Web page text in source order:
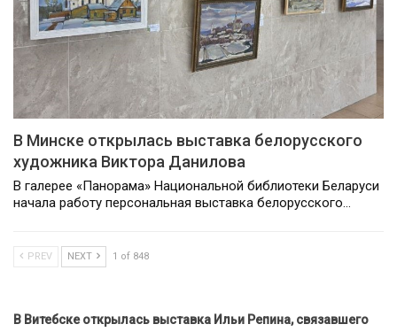
В Минске открылась выставка белорусского
художника Виктора Данилова
В галерее «Панорама» Национальной библиотеки Беларуси
начала работу персональная выставка белорусского…
PREV NEXT 1 of 848
В Витебске открылась выставка Ильи Репина, связавшего